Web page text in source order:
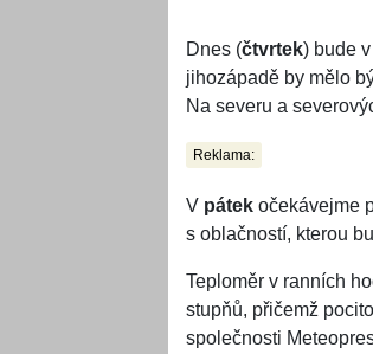
Dnes (čtvrtek) bude
jihozápadě by mělo
Na severu a
Reklama:
V pátek očekávejme
s oblačností, kterou
Teploměr v ranních
stupňů, přičemž
společnosti